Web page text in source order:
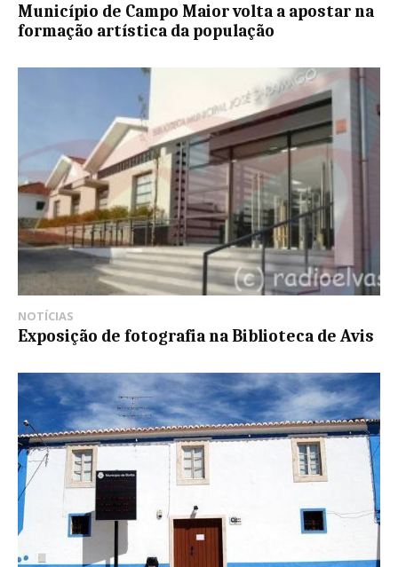
Município de Campo Maior volta a apostar na
formação artística da população
NOTÍCIAS
Exposição de fotografia na Biblioteca de Avis